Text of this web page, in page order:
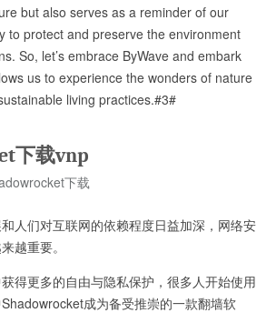
but also serves as a reminder of our
to protect and preserve the environment
So, let’s embrace ByWave and embark
us to experience the wonders of nature
living practices.#3#
下载vnp
下载
们对互联网的依赖程度日益加深，网络安
越重要。
更多的自由与隐私保护，很多人开始使用
成为备受推崇的一款翻墙软